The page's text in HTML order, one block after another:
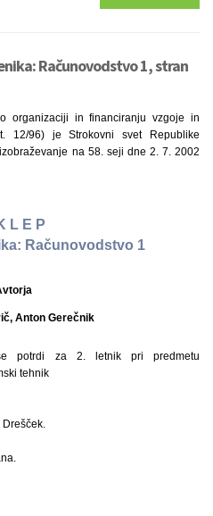
Računovodstvo 1, stran
organizaciji in financiranju vzgoje in
12/96) je Strokovni svet Republike
na 58. seji dne 2. 7. 2002
L E P
Računovodstvo 1
Anton Gerečnik
potrdi za 2. letnik pri predmetu
tehnik